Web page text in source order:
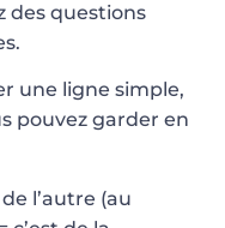
des questions
une ligne simple,
pouvez garder en
l’autre (au